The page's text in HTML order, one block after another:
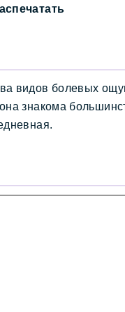
видов болевых
знакома